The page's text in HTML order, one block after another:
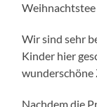
Wir sind sehr
Kinder hier
wunderschöne
Nachdem die